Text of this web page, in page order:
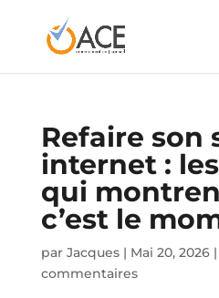
Refaire son
internet :
qui
c’est le
par Jacques| Mai 20, 2026|
commentaires